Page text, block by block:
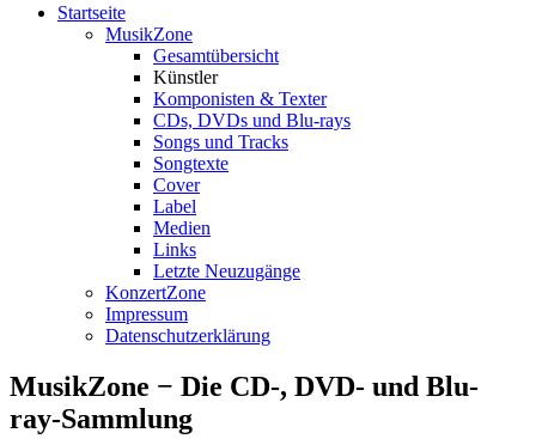
Startseite
MusikZone
Gesamtübersicht
Künstler
Komponisten & Texter
CDs, DVDs und Blu-rays
Songs und Tracks
Songtexte
Cover
Label
Medien
Links
Letzte Neuzugänge
KonzertZone
Impressum
Datenschutzerklärung
MusikZone − Die CD-, DVD- und Blu-
ray-Sammlung